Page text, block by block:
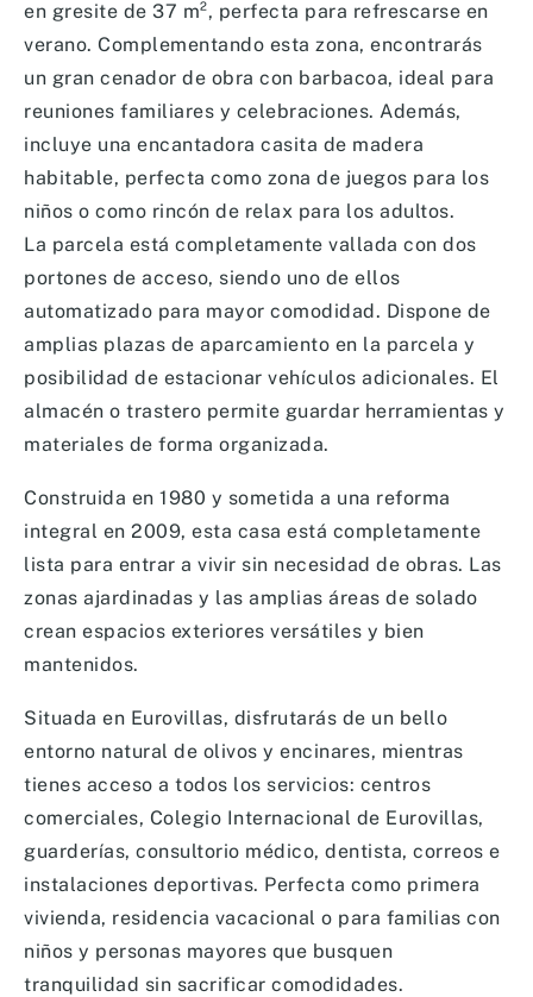
en gresite de 37 m², perfecta para refrescarse en
verano. Complementando esta zona, encontrarás
un gran cenador de obra con barbacoa, ideal para
reuniones familiares y celebraciones. Además,
incluye una encantadora casita de madera
habitable, perfecta como zona de juegos para los
niños o como rincón de relax para los adultos.
La parcela está completamente vallada con dos
portones de acceso, siendo uno de ellos
automatizado para mayor comodidad. Dispone de
amplias plazas de aparcamiento en la parcela y
posibilidad de estacionar vehículos adicionales. El
almacén o trastero permite guardar herramientas y
materiales de forma organizada.
Construida en 1980 y sometida a una reforma
integral en 2009, esta casa está completamente
lista para entrar a vivir sin necesidad de obras. Las
zonas ajardinadas y las amplias áreas de solado
crean espacios exteriores versátiles y bien
mantenidos.
Situada en Eurovillas, disfrutarás de un bello
entorno natural de olivos y encinares, mientras
tienes acceso a todos los servicios: centros
comerciales, Colegio Internacional de Eurovillas,
guarderías, consultorio médico, dentista, correos e
instalaciones deportivas. Perfecta como primera
vivienda, residencia vacacional o para familias con
niños y personas mayores que busquen
tranquilidad sin sacrificar comodidades.